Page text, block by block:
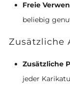
Freie
beliebig
Zusätzliche
Zusätzliche
jeder